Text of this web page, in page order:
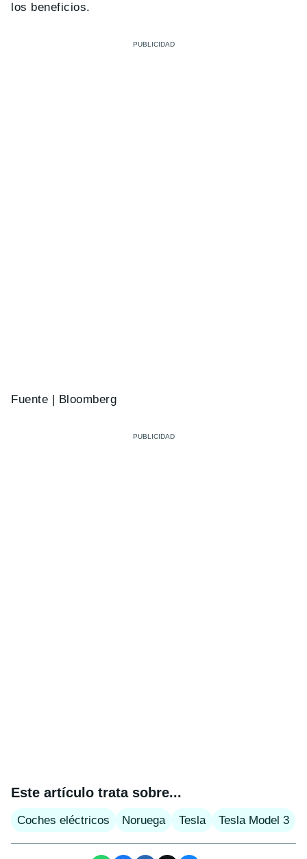
los beneficios.
Fuente | Bloomberg
Este artículo trata sobre...
Coches eléctricos Noruega Tesla Tesla Model 3